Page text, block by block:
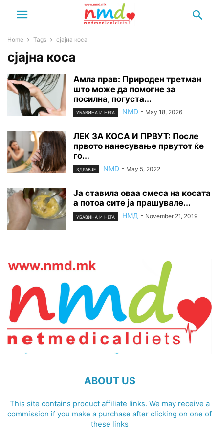
Home Tags сјајна коса
сјајна коса
Амла прав: Природен третман
што може да помогне за
посилна, погуста...
УБАВИНА И НЕГА NMD - May 18, 2026
ЛЕК ЗА КОСА И ПРВУТ: После
првото нанесување првутот ќе
го...
ЗДРАВЈЕ NMD - May 5, 2022
Ја ставила оваа смеса на косата
а потоа сите ја прашувале...
УБАВИНА И НЕГА НМД - November 21, 2019
ABOUT US
This site contains product affiliate links. We may receive a
commission if you make a purchase after clicking on one of
these links